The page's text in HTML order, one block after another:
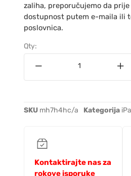
zaliha, preporučujemo da
dostupnost putem e-maila ili
poslovnica.
Qty:
SKU mh7h4hc/a Kategorija
Kontaktirajte nas za
rokove isporuke